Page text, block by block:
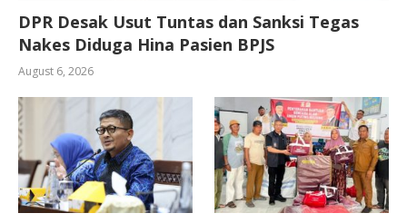
DPR Desak Usut Tuntas dan Sanksi Tegas
Nakes Diduga Hina Pasien BPJS
August 6, 2026